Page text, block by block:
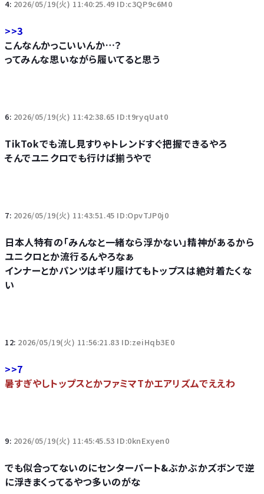
4: 2026/05/19(火) 11:40:25.49 ID:c3QP9c6M0
>>3
こんなんかっこいいんか…？
ってみんな思いながら履いてると思う
6: 2026/05/19(火) 11:42:38.65 ID:t9ryqUat0
TikTokでも流し見すりゃトレンドすぐ把握できるやろ
そんでユニクロでも行けば揃うやで
7: 2026/05/19(火) 11:43:51.45 ID:OpvTJP0j0
日本人特有の「みんなと一緒なら浮かない」精神があるから
ユニクロとか流行るんやろなぁ
インナーとかパンツはギリ履けてもトップスは絶対着たくな
い
12: 2026/05/19(火) 11:56:21.83 ID:zeiHqb3E0
>>7
暑すぎやしトップスとかファミマTかエアリズムでええわ
9: 2026/05/19(火) 11:45:45.53 ID:0knExyen0
でも似合ってないのにセンターパート&ぶかぶかズボンで逆
に浮きまくってるやつ多いのがな